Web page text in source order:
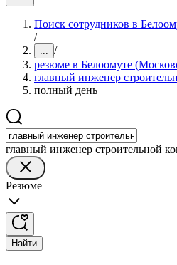
Поиск сотрудников в
/
... /
резюме в Белоомуте
главный инженер
полный день
главный инженер строительной
Резюме
Найти